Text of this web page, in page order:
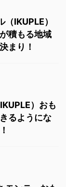
（IKUPLE）
積もる地域
まり！
）おも
るようにな